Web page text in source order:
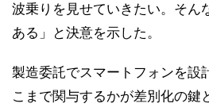
波乗りを見せていきたい。そん
ある」と決意を示した。
製造委託でスマートフォンを設
こまで関与するかが差別化の鍵